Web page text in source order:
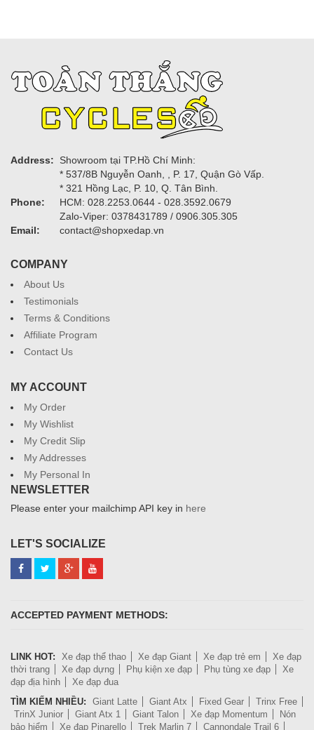
Address:
Showroom tại TP.Hồ Chí Minh:
* 537/8B Nguyễn Oanh, , P. 17, Quận Gò Vấp.
* 321 Hồng Lạc, P. 10, Q. Tân Bình.
Phone:
HCM: 028.2253.0644 - 028.3592.0679
Zalo-Viper: 0378431789 / 0906.305.305
Email:
contact@shopxedap.vn
COMPANY
About Us
Testimonials
Terms & Conditions
Affiliate Program
Contact Us
MY ACCOUNT
My Order
My Wishlist
My Credit Slip
My Addresses
My Personal In
NEWSLETTER
Please enter your mailchimp API key in here
LET'S SOCIALIZE
ACCEPTED PAYMENT METHODS:
LINK HOT: Xe đạp thể thao Xe đạp Giant Xe đạp trẻ em
Xe đạp
thời trang
Xe đạp dựng Phụ kiện xe đạp Phụ tùng xe đạp
Xe
đạp địa hình
Xe đạp đua
TÌM KIẾM NHIỀU:
Giant Latte Giant Atx Fixed Gear
Trinx Free
TrinX Junior
Giant Atx 1 Giant Talon Xe đạp Momentum
Nón
bảo hiểm
Xe đạp Pinarello Trek Marlin 7 Cannondale Trail 6